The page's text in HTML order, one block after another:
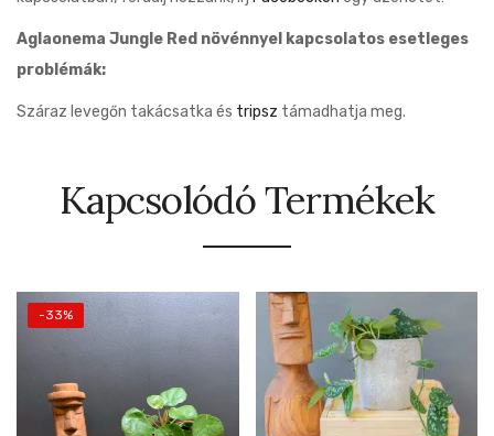
Aglaonema Jungle Red növénnyel kapcsolatos esetleges
problémák:
Száraz levegőn takácsatka és tripsz támadhatja meg.
Kapcsolódó Termékek
-33%